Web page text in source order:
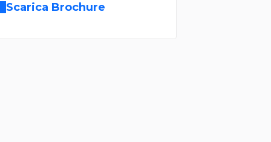
Scarica Brochure